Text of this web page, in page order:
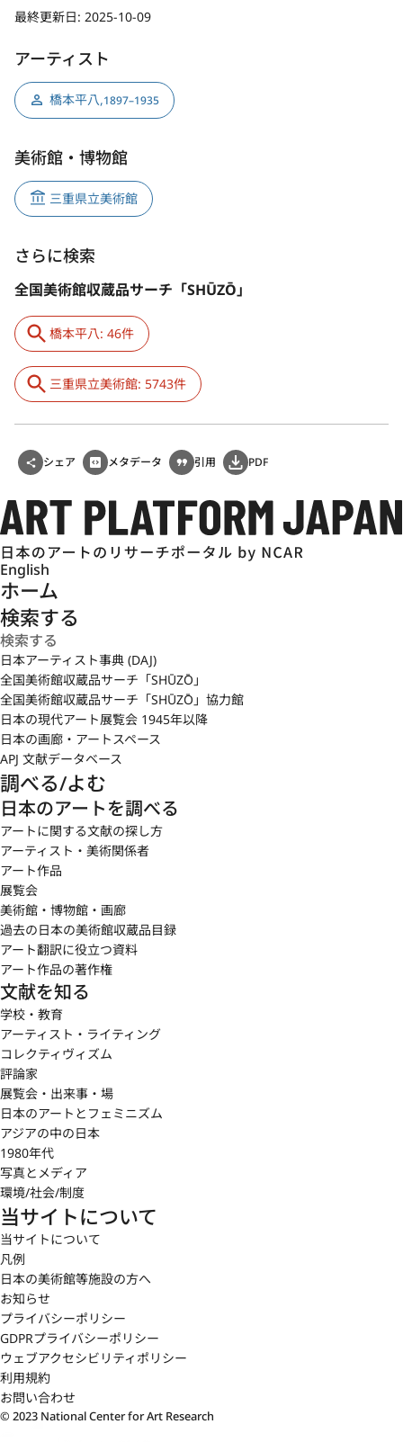
最終更新日: 2025-10-09
アーティスト
橋本平八,1897–1935
美術館・博物館
三重県立美術館
さらに検索
全国美術館収蔵品サーチ「SHŪZŌ」
橋本平八: 46件
三重県立美術館: 5743件
シェア メタデータ 引用 PDF
English
ホーム
検索する
日本アーティスト事典 (DAJ)
全国美術館収蔵品サーチ「SHŪZŌ」
全国美術館収蔵品サーチ「SHŪZŌ」協力館
日本の現代アート展覧会 1945年以降
日本の画廊・アートスペース
APJ 文献データベース
調べる/よむ
日本のアートを調べる
アートに関する文献の探し方
アーティスト・美術関係者
アート作品
展覧会
美術館・博物館・画廊
過去の日本の美術館収蔵品目録
アート翻訳に役立つ資料
アート作品の著作権
文献を知る
学校・教育
アーティスト・ライティング
コレクティヴィズム
評論家
展覧会・出来事・場
日本のアートとフェミニズム
アジアの中の日本
1980年代
写真とメディア
環境/社会/制度
当サイトについて
当サイトについて
凡例
日本の美術館等施設の方へ
お知らせ
プライバシーポリシー
GDPRプライバシーポリシー
ウェブアクセシビリティポリシー
利用規約
お問い合わせ
© 2023 National Center for Art Research